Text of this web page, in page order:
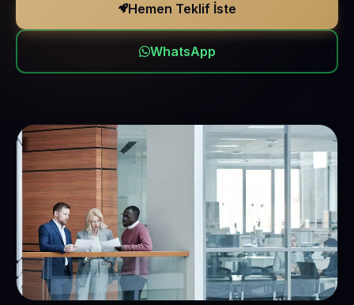
Hemen Teklif İste
WhatsApp